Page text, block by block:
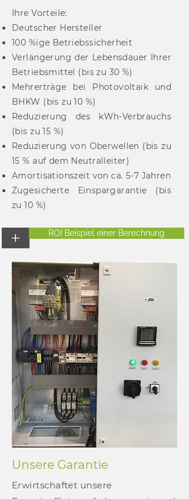
Ihre Vorteile:
Deutscher Hersteller
100 %ige Betriebssicherheit
Verlängerung der Lebensdauer Ihrer
Betriebsmittel (bis zu 30 %)
Mehrerträge bei Photovoltaik und
BHKW (bis zu 10 %)
Reduzierung des kWh-Verbrauchs
(bis zu 15 %)
Reduzierung von Oberwellen (bis zu
15 % auf dem Neutralleiter)
Amortisationszeit von ca. 5-7 Jahren
Zugesicherte Einspargarantie (bis
zu 10 %)
+ ROI Beispiel einer Berechnung
Unsere Garantie
Erwirtschaftet unsere